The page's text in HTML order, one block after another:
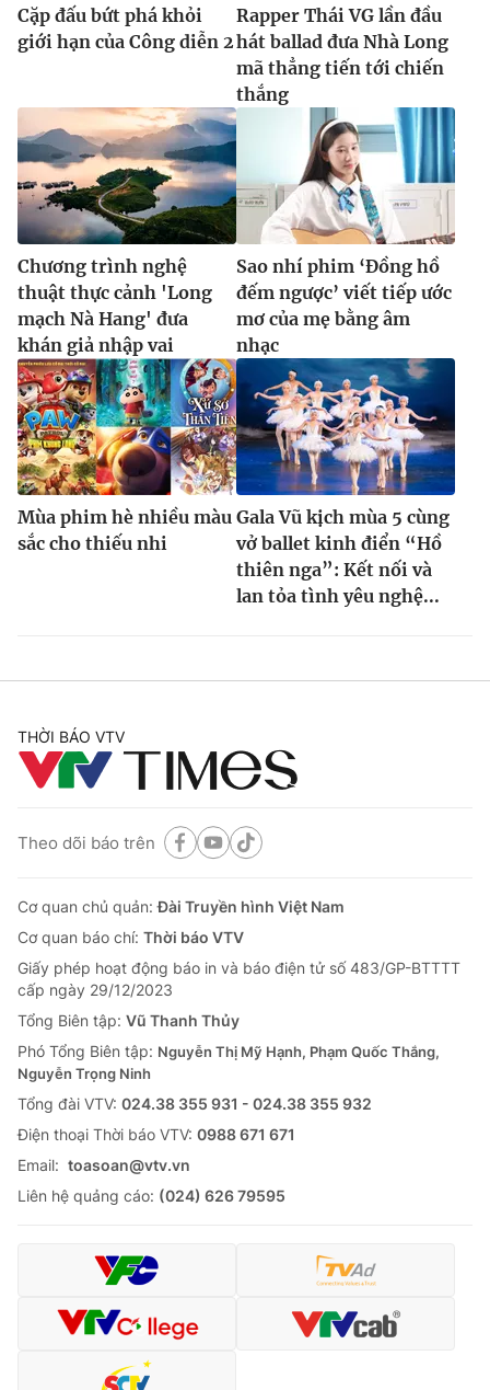
Cặp đấu bứt phá khỏi
giới hạn của Công diễn 2
Rapper Thái VG lần đầu
hát ballad đưa Nhà Long
mã thẳng tiến tới chiến
thắng
Chương trình nghệ
thuật thực cảnh 'Long
mạch Nà Hang' đưa
khán giả nhập vai
Sao nhí phim ‘Đồng hồ
đếm ngược’ viết tiếp ước
mơ của mẹ bằng âm
nhạc
Mùa phim hè nhiều màu
sắc cho thiếu nhi
Gala Vũ kịch mùa 5 cùng
vở ballet kinh điển “Hồ
thiên nga”: Kết nối và
lan tỏa tình yêu nghệ...
THỜI BÁO VTV
Theo dõi báo trên
Cơ quan chủ quản:Đài Truyền hình Việt Nam
Cơ quan báo chí: Thời báo VTV
Giấy phép hoạt động báo in và báo điện tử số 483/GP-BTTTT
cấp ngày 29/12/2023
Tổng Biên tập: Vũ Thanh Thủy
Phó Tổng Biên tập: Nguyễn Thị Mỹ Hạnh, Phạm Quốc Thắng,
Nguyễn Trọng Ninh
Tổng đài VTV: 024.38 355 931 - 024.38 355 932
Ðiện thoại Thời báo VTV: 0988 671 671
Email: toasoan@vtv.vn
Liên hệ quảng cáo: (024) 626 79595